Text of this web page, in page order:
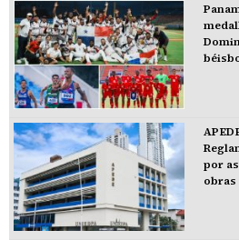
por
obras